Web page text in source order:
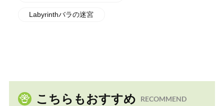
Labyrinthバラの迷宮
こちらもおすすめ RECOMMEND